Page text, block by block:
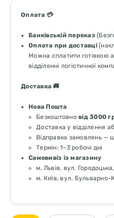
Оплата 💳
Банківській переказ
Оплата при доставці
Можна сплатити готівкою
відділенні логістичної
Доставка 🚚
Нова Пошта
Безкоштовно від 3000
Доставка у відділення
Відправка замовлень —
Термін: 1–3 робочі дні
Самовивіз із магазину
м. Львів, вул.
м. Київ, вул. Бульварно-